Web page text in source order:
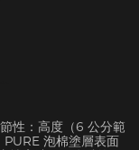
性：高度（6 公分範
泡棉塗層表面